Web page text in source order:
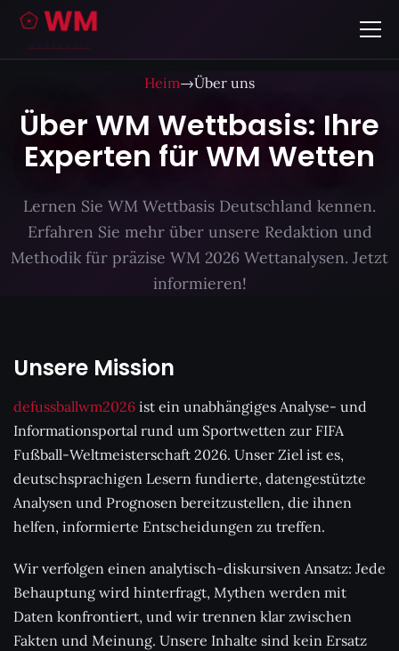
Heim→Über uns
Über WM Wettbasis: Ihre
Experten für WM Wetten
Lernen Sie WM Wettbasis Deutschland kennen.
Erfahren Sie mehr über unsere Redaktion und
Methodik für präzise WM 2026 Wettanalysen. Jetzt
informieren!
Unsere Mission
defussballwm2026 ist ein unabhängiges Analyse- und
Informationsportal rund um Sportwetten zur FIFA
Fußball-Weltmeisterschaft 2026. Unser Ziel ist es,
deutschsprachigen Lesern fundierte, datengestützte
Analysen und Prognosen bereitzustellen, die ihnen
helfen, informierte Entscheidungen zu treffen.
Wir verfolgen einen analytisch-diskursiven Ansatz: Jede
Behauptung wird hinterfragt, Mythen werden mit
Daten konfrontiert, und wir trennen klar zwischen
Fakten und Meinung. Unsere Inhalte sind kein Ersatz